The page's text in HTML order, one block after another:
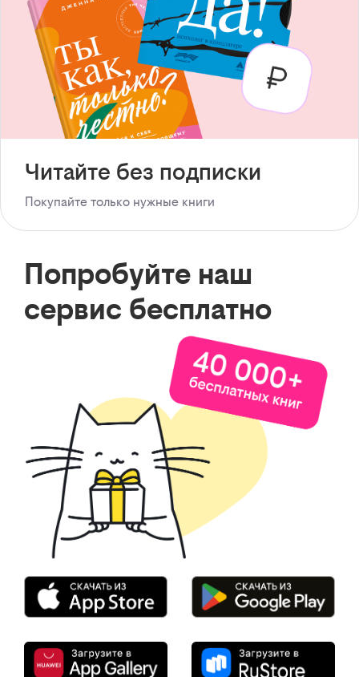
Читайте без подписки
Покупайте только нужные книги
Попробуйте наш
сервис бесплатно